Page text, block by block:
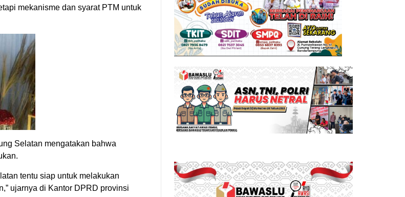
mekanisme dan syarat PTM untuk
Selatan mengatakan bahwa
tentu siap untuk melakukan
ujarnya di Kantor DPRD provinsi